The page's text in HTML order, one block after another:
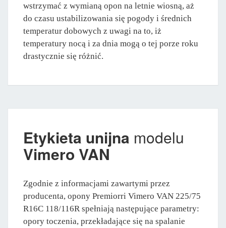
wstrzymać z wymianą opon na letnie wiosną, aż
do czasu ustabilizowania się pogody i średnich
temperatur dobowych z uwagi na to, iż
temperatury nocą i za dnia mogą o tej porze roku
drastycznie się różnić.
Etykieta unijna modelu
Vimero VAN
Zgodnie z informacjami zawartymi przez
producenta, opony Premiorri Vimero VAN 225/75
R16C 118/116R spełniają następujące parametry:
opory toczenia, przekładające się na spalanie